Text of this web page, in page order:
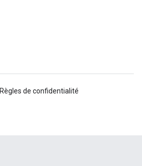
Règles de confidentialité